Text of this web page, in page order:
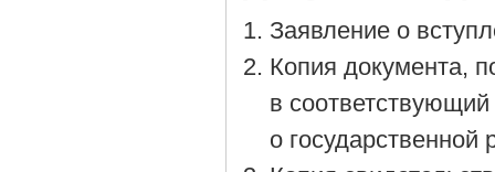
Заявление о
Копия документа,
в соответствующий
о государственной